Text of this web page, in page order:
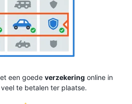
een goede verzekering online in
te betalen ter plaatse.